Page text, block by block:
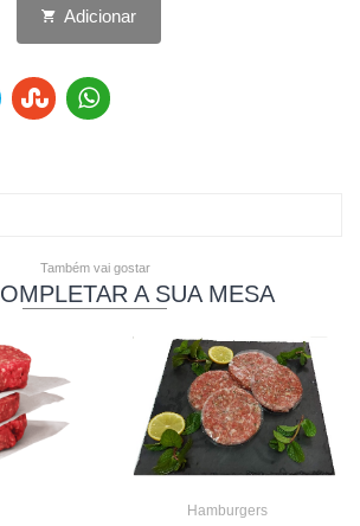
Adicionar
Também vai gostar
A SUA MESA
Hamburgers